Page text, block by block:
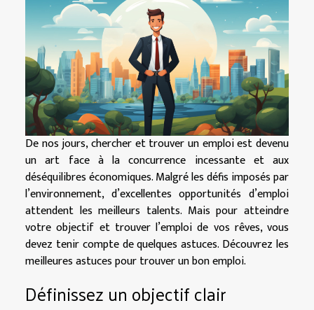
De nos jours, chercher et trouver un emploi est devenu
un art face à la concurrence incessante et aux
déséquilibres économiques. Malgré les défis imposés par
l’environnement, d’excellentes opportunités d’emploi
attendent les meilleurs talents. Mais pour atteindre
votre objectif et trouver l’emploi de vos rêves, vous
devez tenir compte de quelques astuces. Découvrez les
meilleures astuces pour trouver un bon emploi.
Définissez un objectif clair